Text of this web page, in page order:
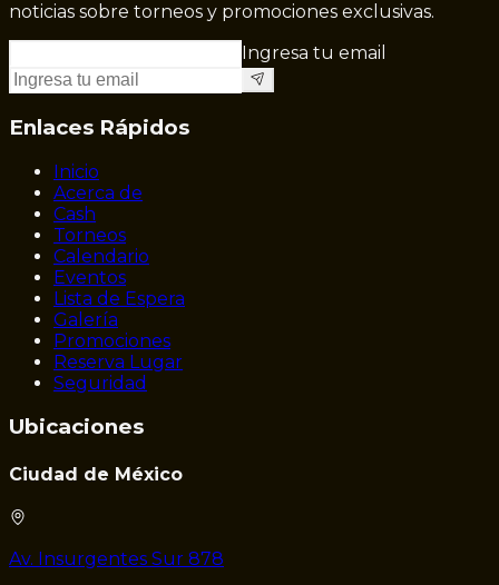
noticias sobre torneos y promociones exclusivas.
Ingresa tu email
Enlaces Rápidos
Inicio
Acerca de
Cash
Torneos
Calendario
Eventos
Lista de Espera
Galería
Promociones
Reserva Lugar
Seguridad
Ubicaciones
Ciudad de México
Av. Insurgentes Sur 878